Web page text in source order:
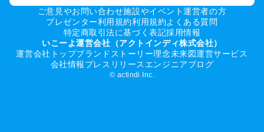
飯山・斑尾・信濃町・黒姫のプールお出かけ
千曲・戸倉上山田のプールお出かけ
須坂・菅平高原・峰の原高原のプールお出かけ
長野の定番お出かけスポット
ご意見やお問い合わせ施設やイベント運営者の方
プレゼンター利用規約利用規約よくある質問
特定商取引法に基づく表記採用情報
いこーよ運営会社（アクトインディ株式会社）
運営会社トップブランドストーリー理念未来図運営サービス
会社情報プレスリリース エンジニアブログ
© actindi Inc.